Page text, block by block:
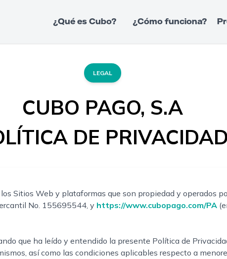
¿Qué es Cubo? ¿Cómo funciona?
LEGAL
CUBO PAGO, S.A
DE PRIVACIDAD
Sitios Web y plataformas que son propiedad y operados
No. 155695544, y https://www.cubopago.com/PA
que ha leído y entendido la presente Política de
así como las condiciones aplicables respecto a